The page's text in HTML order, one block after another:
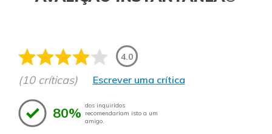
4.0
(10 críticas) Escrever uma crítica
80% dos inquiridos
recomendariam isto a um
amigo.